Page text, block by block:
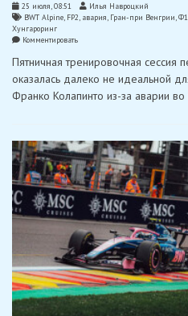
25 июля, 08:51
Илья Навроцкий
BWT Alpine, FP2, авария, Гран-при Венгрии,Ф1
Хунгароринг
Комментироватьon
пятница
Колапинто
в
тренировки
и
авария
во
второй
сессии
Пятничная тренировочная сессия
оказалась далеко не идеальной
Франко Колапинто из-за аварии